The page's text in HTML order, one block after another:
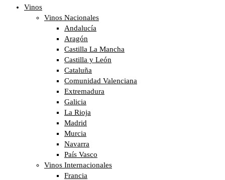
Vinos
Vinos Nacionales
Andalucía
Aragón
Castilla La Mancha
Castilla y León
Cataluña
Comunidad Valenciana
Extremadura
Galicia
La Rioja
Madrid
Murcia
Navarra
País Vasco
Vinos Internacionales
Francia